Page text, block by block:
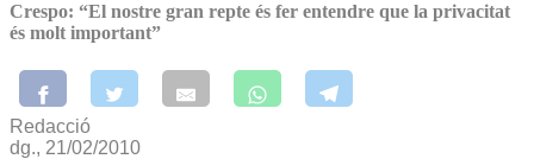
Crespo: “El nostre gran repte és fer entendre que la privacitat
és molt important”
Redacció
dg., 21/02/2010